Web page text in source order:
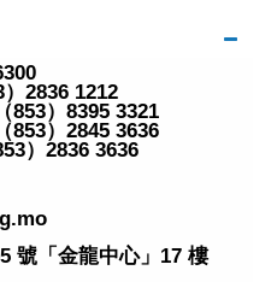
2836 1212
853）8395 3321
853）2845 3636
）2836 3636
號「金龍中心」17 樓